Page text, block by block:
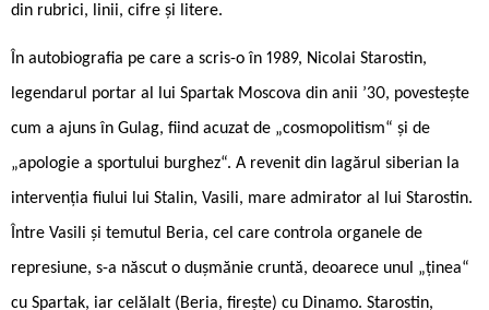
din rubrici, linii, cifre și litere.
În autobiografia pe care a scris-o în 1989, Nicolai Starostin,
legendarul portar al lui Spartak Moscova din anii ’30, povestește
cum a ajuns în Gulag, fiind acuzat de „cosmopolitism“ și de
„apologie a sportului burghez“. A revenit din lagărul siberian la
intervenția fiului lui Stalin, Vasili, mare admirator al lui Starostin.
Între Vasili și temutul Beria, cel care controla organele de
represiune, s-a născut o dușmănie cruntă, deoarece unul „ținea“
cu Spartak, iar celălalt (Beria, firește) cu Dinamo. Starostin,